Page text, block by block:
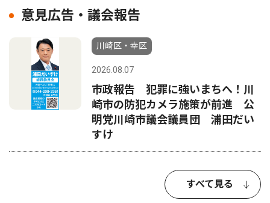
意見広告・議会報告
川崎区・幸区
2026.08.07
市政報告 犯罪に強いまちへ！川
崎市の防犯カメラ施策が前進 公
明党川崎市議会議員団 浦田だい
すけ
すべて見る